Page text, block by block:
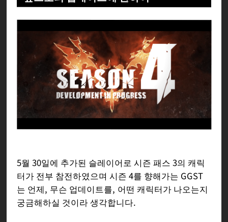
5월 30일에 추가된 슬레이어로 시즌 패스 3의 캐릭
터가 전부 참전하였으며 시즌 4를 향해가는 GGST
는 언제, 무슨 업데이트를, 어떤 캐릭터가 나오는지
궁금해하실 것이라 생각합니다.